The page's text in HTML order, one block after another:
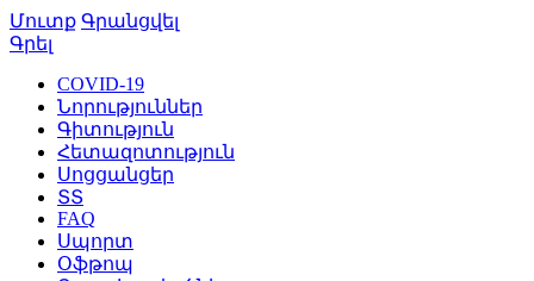
Մուտք Գրանցվել
Գրել
COVID-19
Նորություններ
Գիտություն
Հետազոտություն
Սոցցանցեր
ՏՏ
FAQ
Սպորտ
Օֆթոպ